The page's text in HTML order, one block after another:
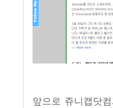
앞으로 쥬니캡닷